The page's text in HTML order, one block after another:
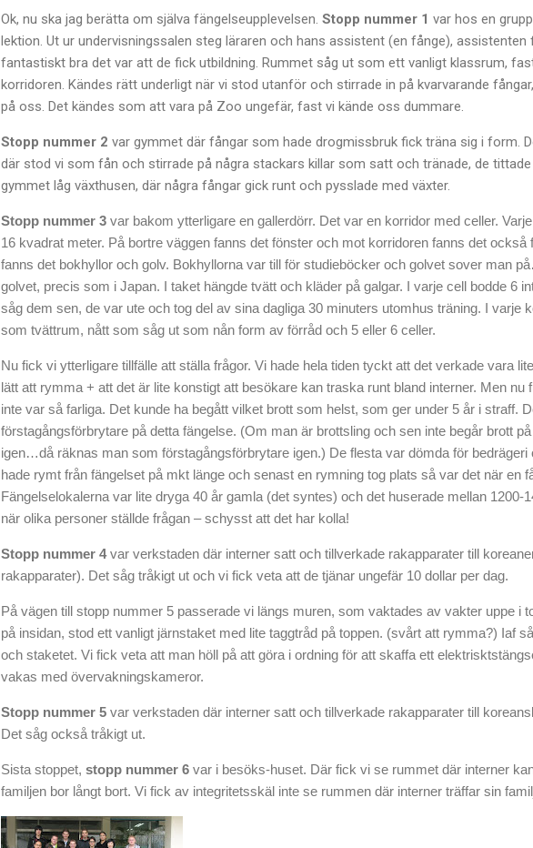
Ok, nu ska jag berätta om själva fängelseupplevelsen. Stopp nummer 1 var hos en
lektion. Ut ur undervisningssalen steg läraren och hans assistent (en fånge),
fantastiskt bra det var att de fick utbildning. Rummet såg ut som ett vanligt klassrum,
korridoren. Kändes rätt underligt när vi stod utanför och stirrade in på kvarvarande
på oss. Det kändes som att vara på Zoo ungefär, fast vi kände oss dummare.
Stopp nummer 2 var gymmet där fångar som hade drogmissbruk fick träna sig i form.
där stod vi som fån och stirrade på några stackars killar som satt och tränade, de
gymmet låg växthusen, där några fångar gick runt och pysslade med växter.
Stopp nummer 3 var bakom ytterligare en gallerdörr. Det var en korridor med celler.
16 kvadrat meter. På bortre väggen fanns det fönster och mot korridoren fanns det också
fanns det bokhyllor och golv. Bokhyllorna var till för studieböcker och golvet sover man
golvet, precis som i Japan. I taket hängde tvätt och kläder på galgar. I varje cell bodde 6
såg dem sen, de var ute och tog del av sina dagliga 30 minuters utomhus träning. I varje
som tvättrum, nått som såg ut som nån form av förråd och 5 eller 6 celler.
Nu fick vi ytterligare tillfälle att ställa frågor. Vi hade hela tiden tyckt att det verkade vara
lätt att rymma + att det är lite konstigt att besökare kan traska runt bland interner. Men
inte var så farliga. Det kunde ha begått vilket brott som helst, som ger under 5 år i straff.
förstagångsförbrytare på detta fängelse. (Om man är brottsling och sen inte begår brott
igen…då räknas man som förstagångsförbrytare igen.) De flesta var dömda för bedrägeri
hade rymt från fängelset på mkt länge och senast en rymning tog plats så var det när en
Fängelselokalerna var lite dryga 40 år gamla (det syntes) och det huserade mellan 1200-
när olika personer ställde frågan – schysst att det har kolla!
Stopp nummer 4var verkstaden där interner satt och tillverkade rakapparater till
rakapparater). Det såg tråkigt ut och vi fick veta att de tjänar ungefär 10 dollar per dag.
På vägen till stopp nummer 5 passerade vi längs muren, som vaktades av vakter uppe i
på insidan, stod ett vanligt järnstaket med lite taggtråd på toppen. (svårt att rymma?) Iaf
och staketet. Vi fick veta att man höll på att göra i ordning för att skaffa ett
vakas med övervakningskameror.
Stopp nummer 5 var verkstaden där interner satt och tillverkade rakapparater till
Det såg också tråkigt ut.
Sista stoppet, stopp nummer 6 var i besöks-huset. Där fick vi se rummet där interner
familjen bor långt bort. Vi fick av integritetsskäl inte se rummen där interner träffar sin